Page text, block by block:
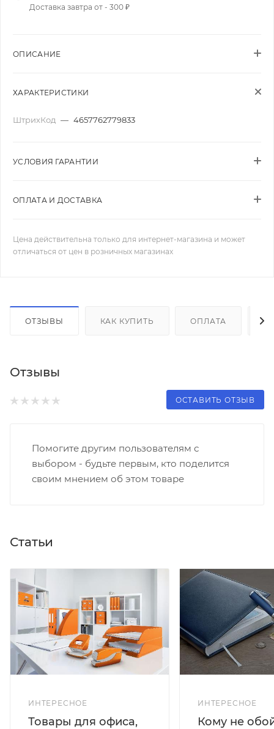
Доставка завтра от - 300 ₽
ОПИСАНИЕ
ХАРАКТЕРИСТИКИ
ШтрихКод — 4657762779833
УСЛОВИЯ ГАРАНТИИ
ОПЛАТА И ДОСТАВКА
Цена действительна только для интернет-магазина и может
отличаться от цен в розничных магазинах
ОТЗЫВЫ КАК КУПИТЬ ОПЛАТА
Отзывы
ОСТАВИТЬ ОТЗЫВ
Помогите другим пользователям с
выбором - будьте первым, кто поделится
своим мнением об этом товаре
Статьи
ИНТЕРЕСНОЕ
Товары для офиса,
ИНТЕРЕСНОЕ
Кому не